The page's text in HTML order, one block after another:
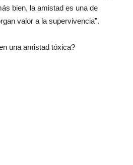
bien, la amistad es una de
valor a la supervivencia”.
una amistad tóxica?